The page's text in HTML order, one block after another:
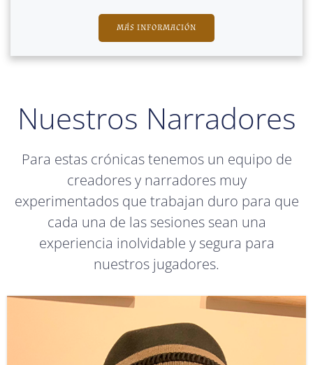
MÁS INFORMACIÓN
Nuestros Narradores
Para estas crónicas tenemos un equipo de
creadores y narradores muy
experimentados que trabajan duro para que
cada una de las sesiones sean una
experiencia inolvidable y segura para
nuestros jugadores.